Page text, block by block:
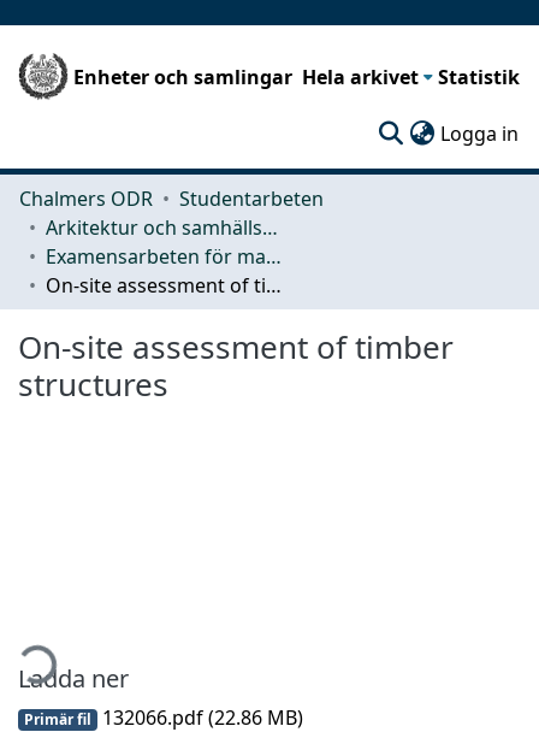
Enheter och samlingar Hela arkivet Statistik
Logga in
Chalmers ODR
Studentarbeten
Arkitektur och samhällsbyggnadsteknik (ACE)
Examensarbeten för masterexamen
On-site assessment of timber structures
On-site assessment of timber
structures
Ladda ner
Primär fil 132066.pdf(22.86 MB)